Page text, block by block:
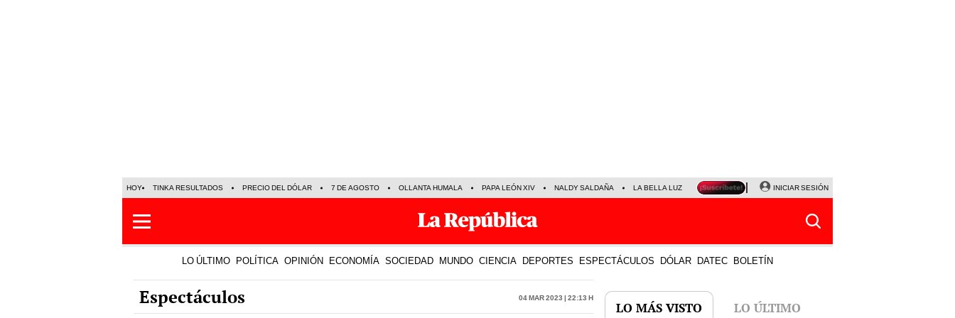
HOY TINKA RESULTADOS PRECIO DEL DÓLAR 7 DE AGOSTO OLLANTA HUMALA PAPA LEÓN XIV NALDY SALDAÑA LA BELLA LUZ MAGALY MEDINA SINUANO RESULTADOS HOY
INICIAR SESIÓN
LO ÚLTIMO POLÍTICA OPINIÓN ECONOMÍA SOCIEDAD MUNDO CIENCIA DEPORTES ESPECTÁCULOS DÓLAR DATEC BOLETÍN
Espectáculos 04 Mar 2023 | 22:13 h
LO MÁS VISTO LO ÚLTIMO